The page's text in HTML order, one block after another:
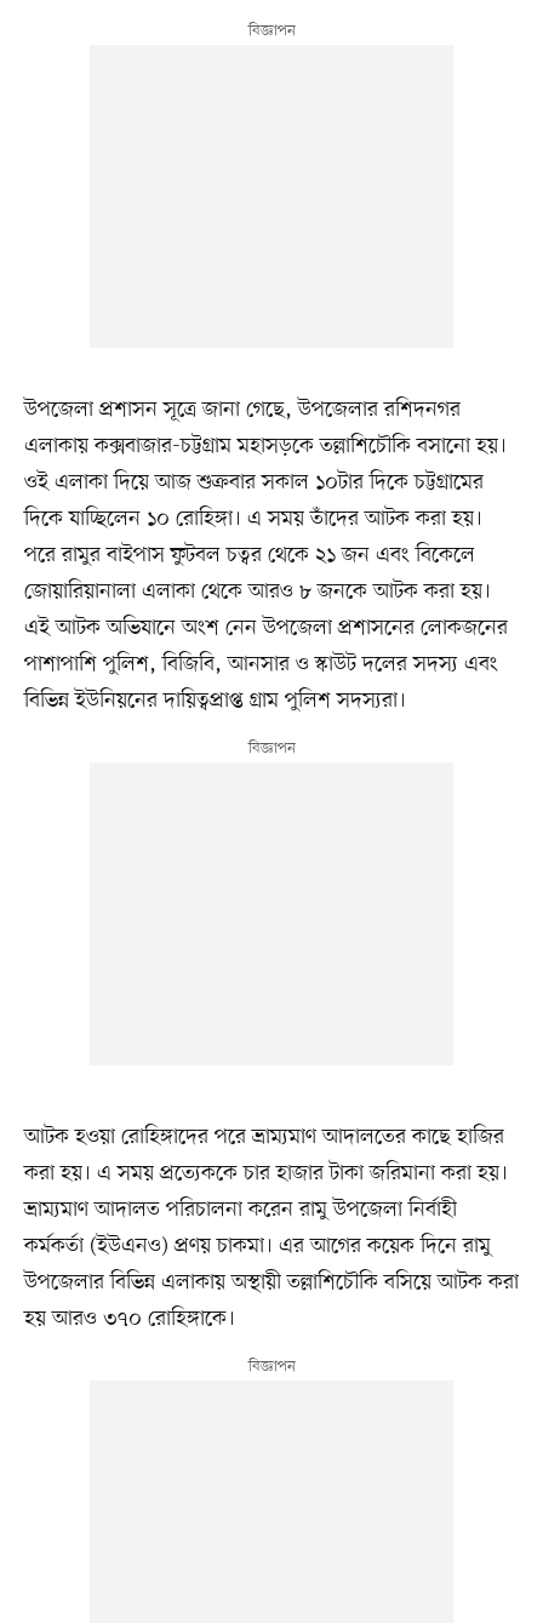
উপজেলা প্রশাসন সূত্রে জানা গেছে, উপজেলার রশিদনগর
এলাকায় কক্সবাজার-চট্টগ্রাম মহাসড়কে তল্লাশিচৌকি বসানো হয়।
ওই এলাকা দিয়ে আজ শুক্রবার সকাল ১০টার দিকে চট্টগ্রামের
দিকে যাচ্ছিলেন ১০ রোহিঙ্গা। এ সময় তাঁদের আটক করা হয়।
পরে রামুর বাইপাস ফুটবল চত্বর থেকে ২১ জন এবং বিকেলে
জোয়ারিয়ানালা এলাকা থেকে আরও ৮ জনকে আটক করা হয়।
এই আটক অভিযানে অংশ নেন উপজেলা প্রশাসনের লোকজনের
পাশাপাশি পুলিশ, বিজিবি, আনসার ও স্কাউট দলের সদস্য এবং
বিভিন্ন ইউনিয়নের দায়িত্বপ্রাপ্ত গ্রাম পুলিশ সদস্যরা।
আটক হওয়া রোহিঙ্গাদের পরে ভ্রাম্যমাণ আদালতের কাছে হাজির
করা হয়। এ সময় প্রত্যেককে চার হাজার টাকা জরিমানা করা হয়।
ভ্রাম্যমাণ আদালত পরিচালনা করেন রামু উপজেলা নির্বাহী
কর্মকর্তা (ইউএনও) প্রণয় চাকমা। এর আগের কয়েক দিনে রামু
উপজেলার বিভিন্ন এলাকায় অস্থায়ী তল্লাশিচৌকি বসিয়ে আটক করা
হয় আরও ৩৭০ রোহিঙ্গাকে।